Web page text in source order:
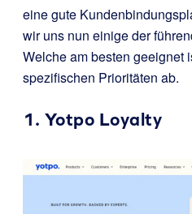
eine gute
wir uns nun einige der
Welche am besten geeignet
spezifischen Prioritäten ab.
1. Yotpo Loyalty